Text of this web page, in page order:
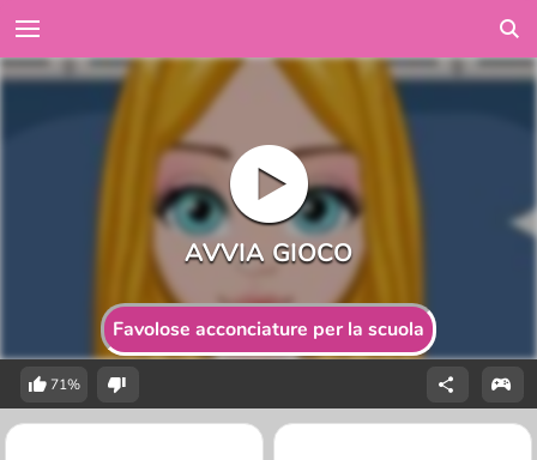
Favolose acconciature per la scuola
71%